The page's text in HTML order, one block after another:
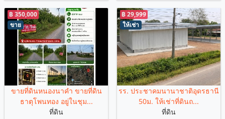
ขาย
฿ 350,000
ขายที่ดินหนองนาคำ ขายที่ดิน
ธาตุโพนทอง​ อยู่ในชุม...
ที่ดิน
ให้เช่า
฿ 29,999
รร. ประชาคมนานาชาติอุดรธานี
50ม. ให้เช่าที่ดินถ...
ที่ดิน